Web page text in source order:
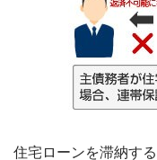
住宅ローンを滞納する